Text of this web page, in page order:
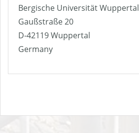
Bergische Universität Wuppertal
Gaußstraße 20
D-42119 Wuppertal
Germany